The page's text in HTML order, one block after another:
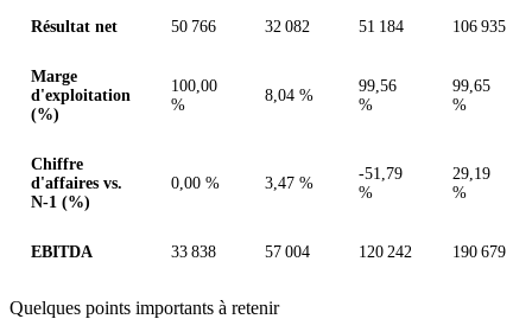
Résultat net 50 766 32 082 51 184 106 935
Marge
d'exploitation
(%)
100,00
%
8,04 %
99,56
%
99,65
%
Chiffre
d'affaires vs.
N-1 (%)
0,00 % 3,47 %
-51,79
%
29,19
%
EBITDA 33 838 57 004 120 242 190 679
Quelques points importants à retenir